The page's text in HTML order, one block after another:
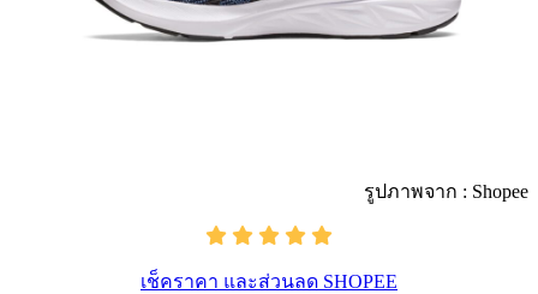
รูปภาพจาก : Shopee
เช็คราคา และส่วนลด SHOPEE